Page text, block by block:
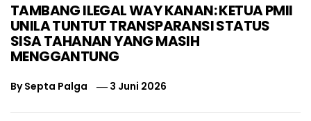
TAMBANG ILEGAL WAY KANAN: KETUA PMII
UNILA TUNTUT TRANSPARANSI STATUS
SISA TAHANAN YANG MASIH
MENGGANTUNG
BySepta Palga 3 Juni 2026